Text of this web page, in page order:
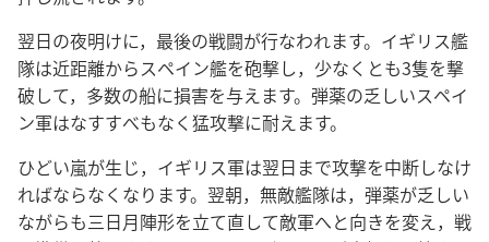
翌日の夜明けに，最後の戦闘が行なわれます。イギリス艦
隊は近距離からスペイン艦を砲撃し，少なくとも3隻を撃
破して，多数の船に損害を与えます。弾薬の乏しいスペイ
ン軍はなすすべもなく猛攻撃に耐えます。
ひどい嵐が生じ，イギリス軍は翌日まで攻撃を中断しなけ
ればならなくなります。翌朝，無敵艦隊は，弾薬が乏しい
ながらも三日月陣形を立て直して敵軍へと向きを変え，戦